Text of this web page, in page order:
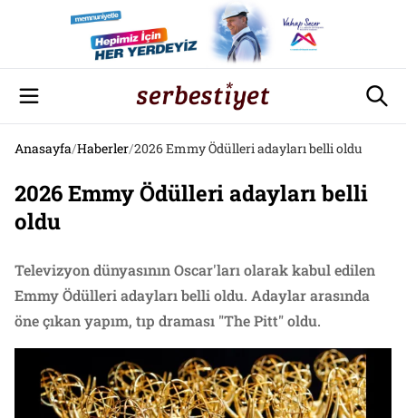
Anasayfa/Haberler/2026 Emmy Ödülleri adayları belli oldu
2026 Emmy Ödülleri adayları belli
oldu
Televizyon dünyasının Oscar'ları olarak kabul edilen
Emmy Ödülleri adayları belli oldu. Adaylar arasında
öne çıkan yapım, tıp draması "The Pitt" oldu.